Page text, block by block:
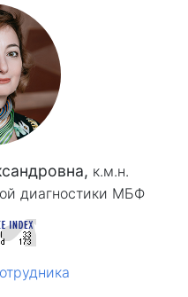
к.м.н.
диагностики МБФ